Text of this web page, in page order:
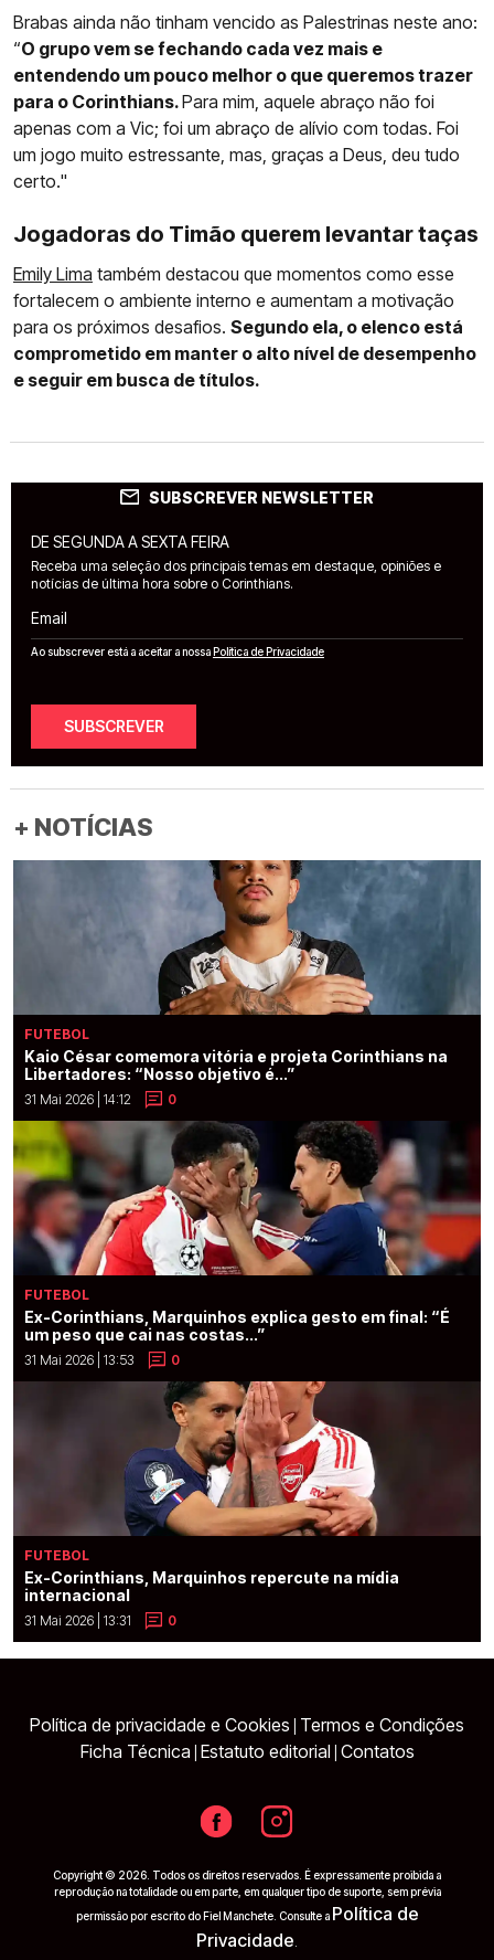
Brabas ainda não tinham vencido as Palestrinas neste ano:
“O grupo vem se fechando cada vez mais e
entendendo um pouco melhor o que queremos trazer
para o Corinthians.Para mim, aquele abraço não foi
apenas com a Vic; foi um abraço de alívio com todas. Foi
um jogo muito estressante, mas, graças a Deus, deu tudo
certo."
Jogadoras do Timão querem levantar taças
Emily Lima também destacou que momentos como esse
fortalecem o ambiente interno e aumentam a motivação
para os próximos desafios. Segundo ela, o elenco está
comprometido em manter o alto nível de desempenho
e seguir em busca de títulos.
SUBSCREVER NEWSLETTER
DE SEGUNDA A SEXTA FEIRA
Receba uma seleção dos principais temas em destaque, opiniões e
notícias de última hora sobre o Corinthians.
Email
Ao subscrever está a aceitar a nossaPolítica de Privacidade
SUBSCREVER
+ NOTÍCIAS
FUTEBOL
Kaio César comemora vitória e projeta Corinthians na
Libertadores: “Nosso objetivo é...”
31 Mai 2026 | 14:12 0
FUTEBOL
Ex-Corinthians, Marquinhos explica gesto em final: “É
um peso que cai nas costas...”
31 Mai 2026 | 13:53 0
FUTEBOL
Ex-Corinthians, Marquinhos repercute na mídia
internacional
31 Mai 2026 | 13:31 0
Política de privacidade e Cookies Termos e Condições
Ficha Técnica Estatuto editorial Contatos
Copyright © 2026. Todos os direitos reservados. É expressamente proibida a
reprodução na totalidade ou em parte, em qualquer tipo de suporte, sem prévia
permissão por escrito do Fiel Manchete. Consulte a Política de
Privacidade